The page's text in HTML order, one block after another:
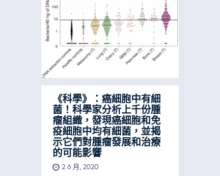
《科學》：癌細胞中有細
菌！科學家分析上千份腫
瘤組織，發現癌細胞和免
疫細胞中均有細菌，並揭
示它們對腫瘤發展和治療
的可能影響
2 6 月, 2020